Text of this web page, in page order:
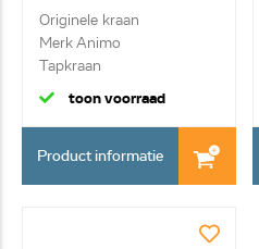
Originele kraan
Merk Animo
Tapkraan
toon voorraad
Product informatie